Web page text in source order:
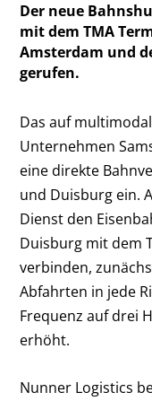
Der neue
mit dem TMA
Amsterdam und
gerufen.
Das auf
Unternehmen
eine direkte
und Duisburg ein.
Dienst den
Duisburg mit dem
verbinden,
Abfahrten in jede
Frequenz auf drei
erhöht.
Nunner Logistics